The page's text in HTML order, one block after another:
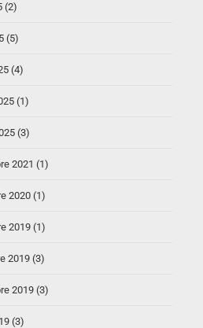
(2)
(5)
(4)
(1)
(3)
2021 (1)
2020 (1)
2019 (1)
2019 (3)
2019 (3)
(3)